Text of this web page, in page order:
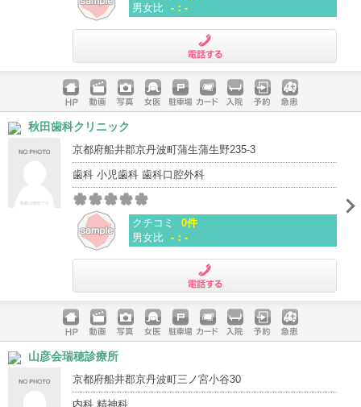
男女比 -：-
ホームペ
ージ
動画 写真 女医 駐車場
クレジッ
入院 予約 急患
秋田歯科クリニック
京都府船井郡京丹波町蒲生蒲生野235-3
歯科 小児歯科 歯科口腔外科
クチコミ
0件
男女比 -：-
ホームペ
ージ
動画 写真 女医 駐車場
クレジッ
入院 予約 急患
山彦会瑞穂診療所
京都府船井郡京丹波町三ノ宮小谷30
内科 精神科